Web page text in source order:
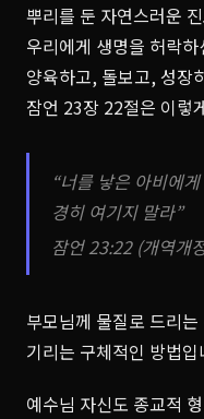
뿌리를 둔 자연스러운
우리에게 생명을 허락
양육하고, 돌보고, 성장
잠언 23장 22절은 이렇
“너를 낳은 아비에
경히 여기지 말라”
잠언 23:22 (개역개
부모님께 물질로 드리
기리는 구체적인 방법입
예수님 자신도 종교적